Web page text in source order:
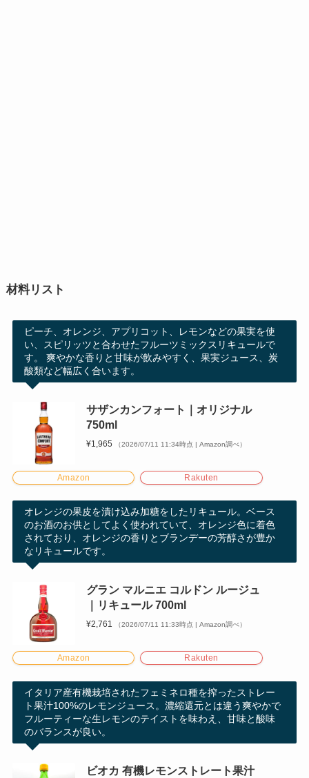
材料リスト
ピーチ、オレンジ、アプリコット、レモンなどの果実を使
い、スピリッツと合わせたフルーツミックスリキュールで
す。 爽やかな香りと甘味が飲みやすく、果実ジュース、炭
酸類など幅広く合います。
サザンカンフォート｜オリジナル
750ml
¥1,965 （2026/07/11 11:34時点 | Amazon調べ）
Amazon Rakuten
オレンジの果皮を漬け込み加糖をしたリキュール。ベース
のお酒のお供としてよく使われていて、オレンジ色に着色
されており、オレンジの香りとブランデーの芳醇さが豊か
なリキュールです。
グラン マルニエ コルドン ルージュ
｜リキュール 700ml
¥2,761 （2026/07/11 11:33時点 | Amazon調べ）
Amazon Rakuten
イタリア産有機栽培されたフェミネロ種を搾ったストレー
ト果汁100%のレモンジュース。濃縮還元とは違う爽やかで
フルーティーな生レモンのテイストを味わえ、甘味と酸味
のバランスが良い。
ビオカ 有機レモンストレート果汁